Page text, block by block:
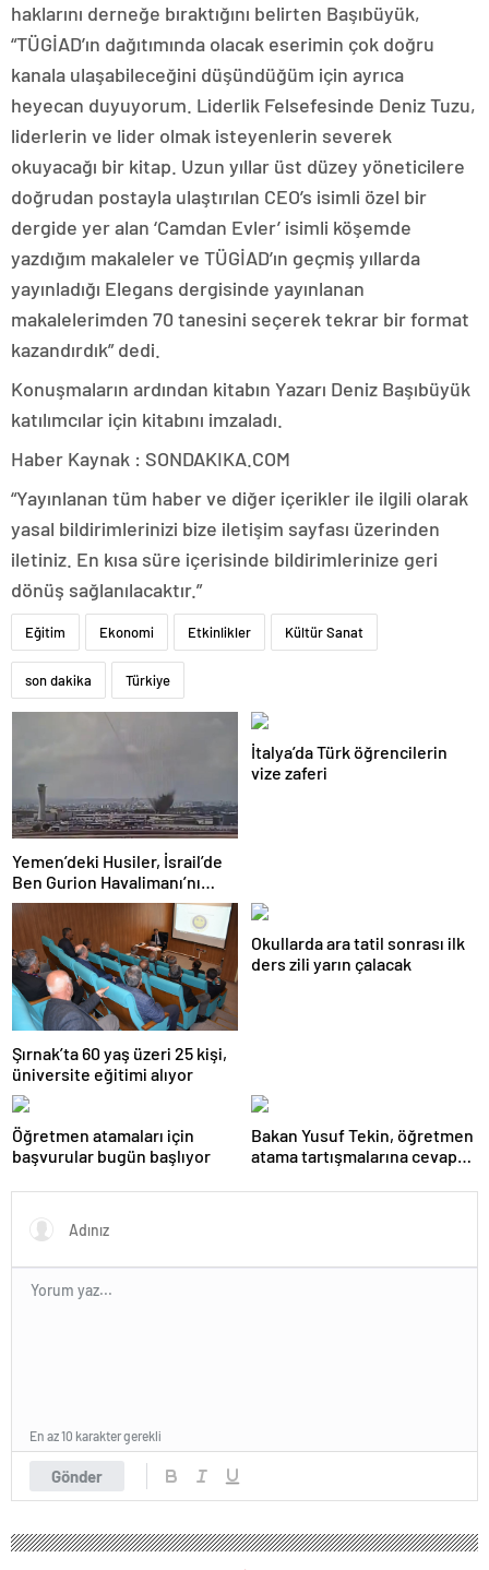
haklarını derneğe bıraktığını belirten Başıbüyük,
“TÜGİAD’ın dağıtımında olacak eserimin çok doğru
kanala ulaşabileceğini düşündüğüm için ayrıca
heyecan duyuyorum. Liderlik Felsefesinde Deniz Tuzu,
liderlerin ve lider olmak isteyenlerin severek
okuyacağı bir kitap. Uzun yıllar üst düzey yöneticilere
doğrudan postayla ulaştırılan CEO’s isimli özel bir
dergide yer alan ‘Camdan Evler’ isimli köşemde
yazdığım makaleler ve TÜGİAD’ın geçmiş yıllarda
yayınladığı Elegans dergisinde yayınlanan
makalelerimden 70 tanesini seçerek tekrar bir format
kazandırdık” dedi.
Konuşmaların ardından kitabın Yazarı Deniz Başıbüyük
katılımcılar için kitabını imzaladı.
Haber Kaynak : SONDAKIKA.COM
“Yayınlanan tüm haber ve diğer içerikler ile ilgili olarak
yasal bildirimlerinizi bize iletişim sayfası üzerinden
iletiniz. En kısa süre içerisinde bildirimlerinize geri
dönüş sağlanılacaktır.”
Eğitim Ekonomi Etkinlikler Kültür Sanat
son dakika Türkiye
Yemen’deki Husiler, İsrail’de
Ben Gurion Havalimanı’nı
vurdu
İtalya’da Türk öğrencilerin
vize zaferi
Şırnak’ta 60 yaş üzeri 25 kişi,
üniversite eğitimi alıyor
Okullarda ara tatil sonrası ilk
ders zili yarın çalacak
Öğretmen atamaları için
başvurular bugün başlıyor
Bakan Yusuf Tekin, öğretmen
atama tartışmalarına cevap
Gönder
En az 10 karakter gerekli